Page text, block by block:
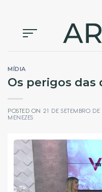
content
MÍDIA
Os perigos das
POSTED ON 21 DE SETEMBRO
MENEZES